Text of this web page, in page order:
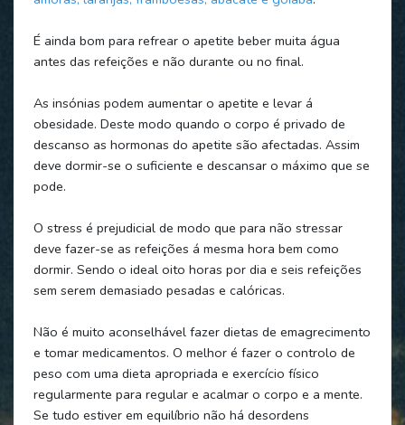
É ainda bom para refrear o apetite beber muita água
antes das refeições e não durante ou no final.
As insónias podem aumentar o apetite e levar á
obesidade. Deste modo quando o corpo é privado de
descanso as hormonas do apetite são afectadas. Assim
deve dormir-se o suficiente e descansar o máximo que se
pode.
O stress é prejudicial de modo que para não stressar
deve fazer-se as refeições á mesma hora bem como
dormir. Sendo o ideal oito horas por dia e seis refeições
sem serem demasiado pesadas e calóricas.
Não é muito aconselhável fazer dietas de emagrecimento
e tomar medicamentos. O melhor é fazer o controlo de
peso com uma dieta apropriada e exercício físico
regularmente para regular e acalmar o corpo e a mente.
Se tudo estiver em equilíbrio não há desordens